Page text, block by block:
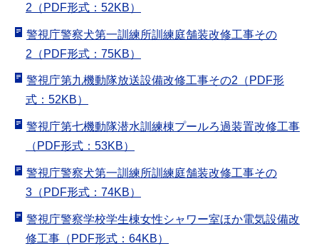
2（PDF形式：52KB）
警視庁警察犬第一訓練所訓練庭舗装改修工事その
2（PDF形式：75KB）
警視庁第九機動隊放送設備改修工事その2（PDF形
式：52KB）
警視庁第七機動隊潜水訓練棟プールろ過装置改修工事
（PDF形式：53KB）
警視庁警察犬第一訓練所訓練庭舗装改修工事その
3（PDF形式：74KB）
警視庁警察学校学生棟女性シャワー室ほか電気設備改
修工事（PDF形式：64KB）